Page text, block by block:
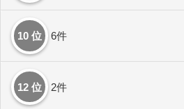
10 位 6件
12 位 2件